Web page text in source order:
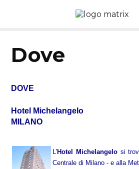
dove
DOVE
Hotel Michelangelo
MILANO
L'Hotel Michelangelosi
Centrale di Milano - e alla